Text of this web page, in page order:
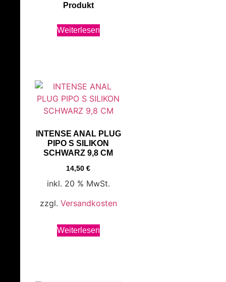
Produkt
Weiterlesen
INTENSE ANAL PLUG
PIPO S SILIKON
SCHWARZ 9,8 CM
14,50€
inkl. 20 % MwSt.
zzgl. Versandkosten
Weiterlesen